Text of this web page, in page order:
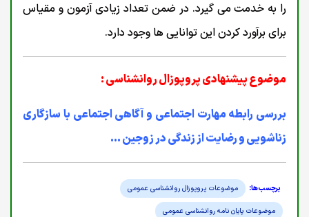
را به خدمت می گیرد. در ضمن تعداد زیادی آزمون و مقیاس
برای برآورد کردن این توانایی ها وجود دارد.
موضوع پیشنهادی پروپوزال روانشناسی :
بررسی رابطه مهارت اجتماعی و آگاهی اجتماعی با سازگاری
زناشویی و رضایت از زندگی در زوجین ...
موضوعات پروپوزال روانشناسی عمومی
موضوعات پایان نامه روانشناسی عمومی